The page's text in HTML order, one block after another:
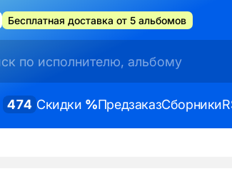
Бесплатная доставка от 5 альбомов
474 Скидки %ПредзаказСборники